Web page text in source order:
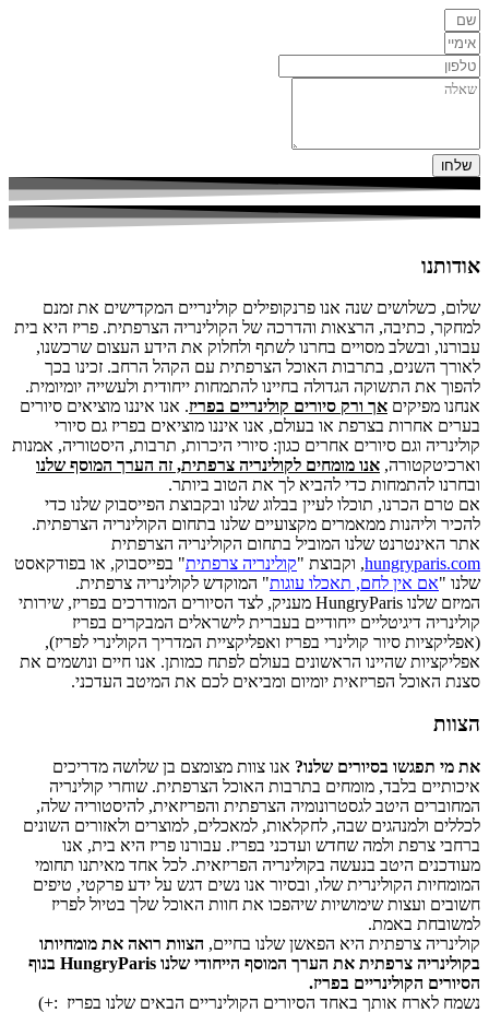
שלחו
אודותנו
שלום, כשלושים שנה אנו פרנקופילים קולינריים המקדישים את זמנם
למחקר, כתיבה, הרצאות והדרכה של הקולינריה הצרפתית. פריז היא בית
עבורנו, ובשלב מסויים בחרנו לשתף ולחלוק את הידע העצום שרכשנו,
לאורך השנים, בתרבות האוכל הצרפתית עם הקהל הרחב. זכינו בכך
להפוך את התשוקה הגדולה בחיינו להתמחות ייחודית ולעשייה יומיומית.
אנחנו מפיקים אך ורק סיורים קולינריים בפריז. אנו איננו מוציאים סיורים
בערים אחרות בצרפת או בעולם, אנו איננו מוציאים בפריז גם סיורי
קולינריה וגם סיורים אחרים כגון: סיורי היכרות, תרבות, היסטוריה, אמנות
וארכיטקטורה, אנו מומחים לקולינריה צרפתית, זה הערך המוסף שלנו
ובחרנו להתמחות כדי להביא לך את הטוב ביותר.
אם טרם הכרנו, תוכלו לעיין בבלוג שלנו ובקבוצת הפייסבוק שלנו כדי
להכיר וליהנות ממאמרים מקצועיים שלנו בתחום הקולינריה הצרפתית.
אתר האינטרנט שלנו המוביל בתחום הקולינריה הצרפתית
hungryparis.com, וקבוצת "קולינריה צרפתית" בפייסבוק, או בפודקאסט
שלנו "אם אין לחם, תאכלו עוגות" המוקדש לקולינריה צרפתית.
המיזם שלנו HungryParis מעניק, לצד הסיורים המודרכים בפריז, שירותי
קולינריה דיגיטליים ייחודיים בעברית לישראלים המבקרים בפריז
(אפליקציות סיור קולינרי בפריז ואפליקציית המדריך הקולינרי לפריז),
אפליקציות שהיינו הראשונים בעולם לפתח כמותן. אנו חיים ונושמים את
סצנת האוכל הפריזאית יומיום ומביאים לכם את המיטב העדכני.
הצוות
את מי תפגשו בסיורים שלנו? אנו צוות מצומצם בן שלושה מדריכים
איכותיים בלבד, מומחים בתרבות האוכל הצרפתית. שוחרי קולינריה
המחוברים היטב לגסטרונומיה הצרפתית והפריזאית, להיסטוריה שלה,
לכללים ולמנהגים שבה, לחקלאות, למאכלים, למוצרים ולאזורים השונים
ברחבי צרפת ולמה שחדש ועדכני בפריז. עבורנו פריז היא בית, אנו
מעודכנים היטב בנעשה בקולינריה הפריזאית. לכל אחד מאיתנו תחומי
המומחיות הקולינרית שלו, ובסיור אנו נשים דגש על ידע פרקטי, טיפים
חשובים ועצות שימושיות שיהפכו את חוות האוכל שלך בטיול לפריז
למשובחת באמת.
קולינריה צרפתית היא הפאשן שלנו בחיים, הצוות רואה את מומחיותו
בקולינריה צרפתית את הערך המוסף הייחודי שלנו HungryParis בנוף
הסיורים הקולינריים בפריז.
נשמח לארח אותך באחד הסיורים הקולינריים הבאים שלנו בפריז :+)